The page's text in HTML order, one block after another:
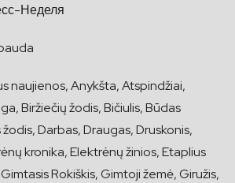
Неделя
naujienos, Anykšta, Atspindžiai,
Biržiečių žodis, Bičiulis, Būdas
Darbas, Draugas, Druskonis,
kronika, Elektrėnų žinios, Etaplius
Rokiškis, Gimtoji žemė, Giružis,